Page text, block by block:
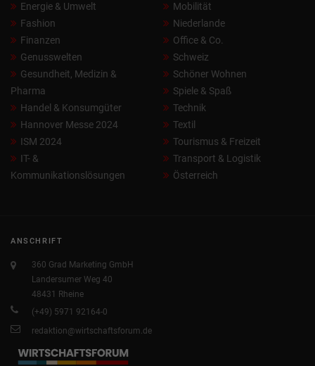
Energie & Umwelt
Fashion
Finanzen
Genusswelten
Gesundheit, Medizin &
Pharma
Handel & Konsumgüter
Hannover Messe 2024
ISM 2024
IT- &
Kommunikationslösungen
Mobilität
Niederlande
Office & Co.
Schweiz
Schöner Wohnen
Spiele & Spaß
Technik
Textil
Tourismus & Freizeit
Transport & Logistik
Österreich
ANSCHRIFT
360 Grad Marketing GmbH
Landersumer Weg 40
48431 Rheine
(+49) 5971 92164-0
redaktion@wirtschaftsforum.de